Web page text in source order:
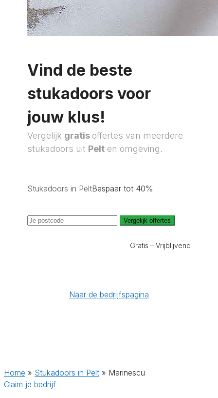
Vind de beste
stukadoors voor
jouw klus!
Vergelijk gratis offertes van meerdere
stukadoors uit Pelt en omgeving.
Stukadoors in PeltBespaar tot 40%
Vergelijk offertes
Gratis – Vrijblijvend
Naar de bedrijfspagina
Home » Stukadoors in Pelt » Marinescu
Claim je bedrijf